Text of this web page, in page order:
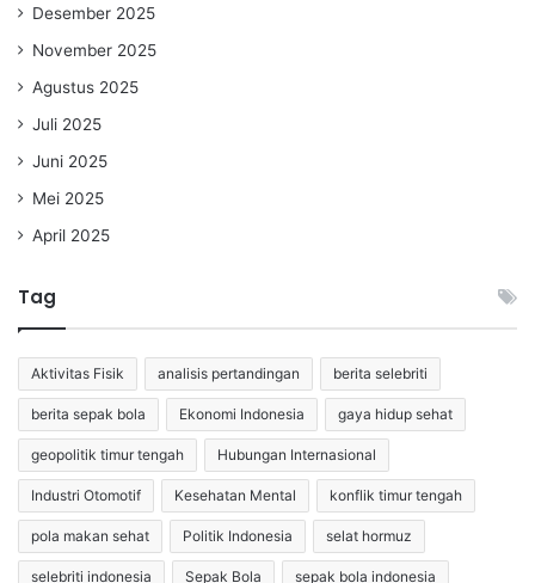
Desember 2025
November 2025
Agustus 2025
Juli 2025
Juni 2025
Mei 2025
April 2025
Tag
Aktivitas Fisik analisis pertandingan berita selebriti
berita sepak bola Ekonomi Indonesia gaya hidup sehat
geopolitik timur tengah Hubungan Internasional
Industri Otomotif Kesehatan Mental konflik timur tengah
pola makan sehat Politik Indonesia selat hormuz
selebriti indonesia Sepak Bola sepak bola indonesia